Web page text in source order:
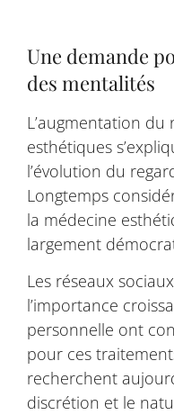
Une demande
des mentalités
L’augmentation
esthétiques
l’évolution du
Longtemps
la médecine
largement
Les réseaux
l’importance
personnelle ont
pour ces
recherchent
discrétion et le